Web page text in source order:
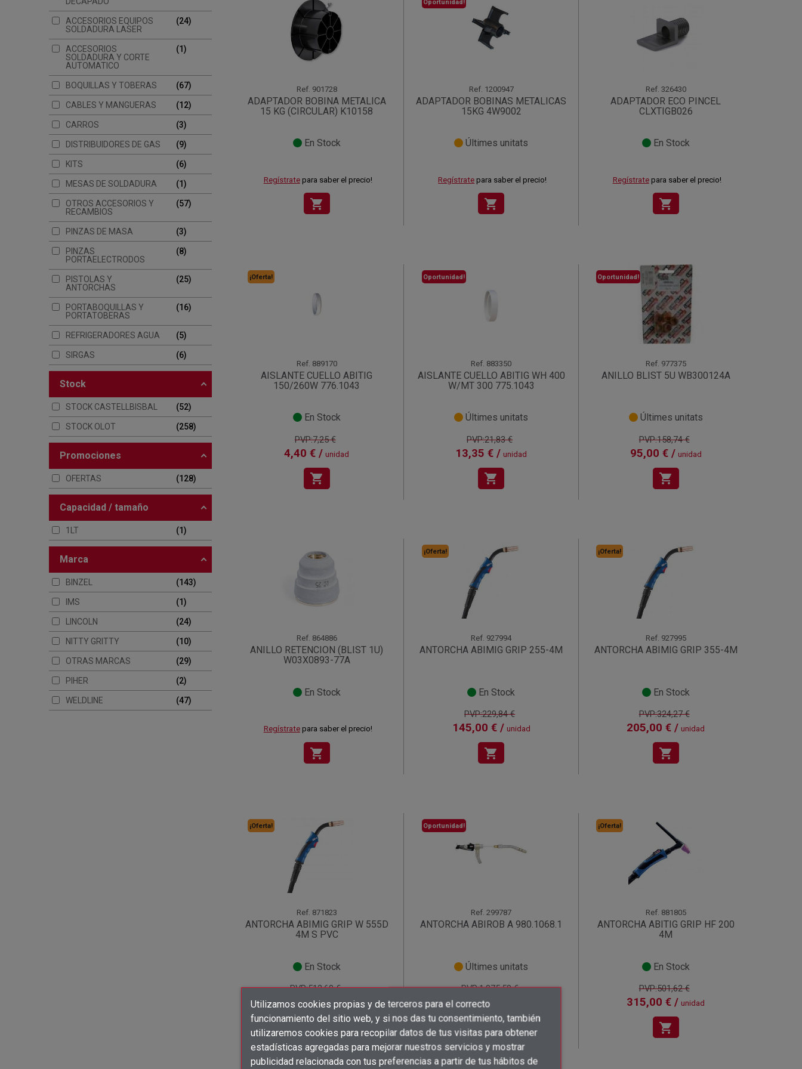
Añadir a la lista de deseos×
Crear lista de deseos ×
Nombre de la lista de deseos
((title)) ×
((placeholder))
Iniciar sesión ×
Debe iniciar sesión para guardar productos en su lista de deseos.
((title)) ×
((label))
((title)) ×
((label))
Utilizamos cookies propias y de terceros para el correcto
funcionamiento del sitio web, y si nos das tu consentimiento, también
utilizaremos cookies para recopilar datos de tus visitas para obtener
estadísticas agregadas para mejorar nuestros servicios y mostrar
publicidad relacionada con tus preferencias a partir de tus hábitos de
ACCESORIOS EQUIPOS
SOLDADURA LASER
24
ACCESORIOS
SOLDADURA Y CORTE
AUTOMATICO
1
BOQUILLAS Y TOBERAS 67
CABLES Y MANGUERAS 12
CARROS 3
DISTRIBUIDORES DE GAS 9
KITS 6
MESAS DE SOLDADURA 1
OTROS ACCESORIOS Y
RECAMBIOS
57
PINZAS DE MASA 3
PINZAS
PORTAELECTRODOS
8
PISTOLAS Y
ANTORCHAS
25
PORTABOQUILLAS Y
PORTATOBERAS
16
REFRIGERADORES AGUA 5
SIRGAS 6
stock
STOCK CASTELLBISBAL 52
STOCK OLOT 258
promociones
OFERTAS 128
capacidad / tamaño
1LT 1
marca
BINZEL 143
IMS 1
LINCOLN 24
NITTY GRITTY 10
OTRAS MARCAS 29
PIHER 2
WELDLINE 47
Ref. 901728
ADAPTADOR BOBINA METALICA
15 KG (CIRCULAR) K10158
En Stock
Regístratepara saber el precio!
shopping_cart
Oportunidad!
Ref. 1200947
ADAPTADOR BOBINAS METALICAS
15KG 4W9002
Últimes unitats
Regístrate para saber el precio!
shopping_cart
Ref. 326430
ADAPTADOR ECO PINCEL
CLXTIGB026
En Stock
Regístratepara saber el precio!
shopping_cart
¡Oferta!
Ref. 889170
AISLANTE CUELLO ABITIG
150/260W 776.1043
En Stock
PVP:7,25 €
4,40 € / unidad
shopping_cart
Oportunidad!
Ref. 883350
AISLANTE CUELLO ABITIG WH 400
W/MT 300 775.1043
Últimes unitats
PVP:21,83 €
13,35 € / unidad
shopping_cart
Oportunidad!
Ref. 977375
ANILLO BLIST 5U WB300124A
Últimes unitats
PVP:158,74 €
95,00 € / unidad
shopping_cart
Ref. 864886
ANILLO RETENCION (BLIST 1U)
W03X0893-77A
En Stock
Regístratepara saber el precio!
shopping_cart
¡Oferta!
Ref. 927994
ANTORCHA ABIMIG GRIP 255-4M
En Stock
PVP:229,84 €
145,00 € / unidad
shopping_cart
¡Oferta!
Ref. 927995
ANTORCHA ABIMIG GRIP 355-4M
En Stock
PVP:324,27 €
205,00 € / unidad
shopping_cart
¡Oferta!
Ref. 871823
ANTORCHA ABIMIG GRIP W 555D
4M S PVC
En Stock
PVP:512,60 €
279,00 € / unidad
shopping_cart
Oportunidad!
Ref. 299787
ANTORCHA ABIROB A 980.1068.1
Últimes unitats
PVP:1.875,58 €
999,00 € /
shopping_cart
¡Oferta!
Ref. 881805
ANTORCHA ABITIG GRIP HF 200
4M
En Stock
PVP:501,62 €
315,00 € / unidad
shopping_cart